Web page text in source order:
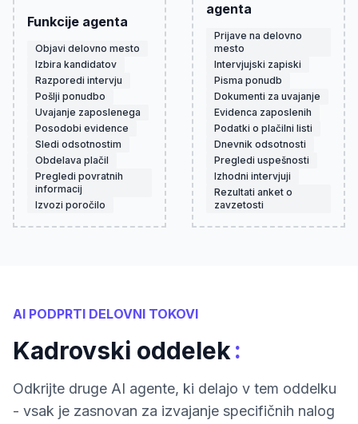
Funkcije agenta
Objavi delovno mesto
Izbira kandidatov
Razporedi intervju
Pošlji ponudbo
Uvajanje zaposlenega
Posodobi evidence
Sledi odsotnostim
Obdelava plačil
Pregledi povratnih
informacij
Izvozi poročilo
agenta
Prijave na delovno
mesto
Intervjujski zapiski
Pisma ponudb
Dokumenti za uvajanje
Evidenca zaposlenih
Podatki o plačilni listi
Dnevnik odsotnosti
Pregledi uspešnosti
Izhodni intervjuji
Rezultati anket o
zavzetosti
AI PODPRTI DELOVNI TOKOVI
Kadrovski oddelek:
Odkrijte druge AI agente, ki delajo v tem oddelku
- vsak je zasnovan za izvajanje specifičnih nalog